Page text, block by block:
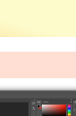
صفحه
هوادران
The Last
Of Us